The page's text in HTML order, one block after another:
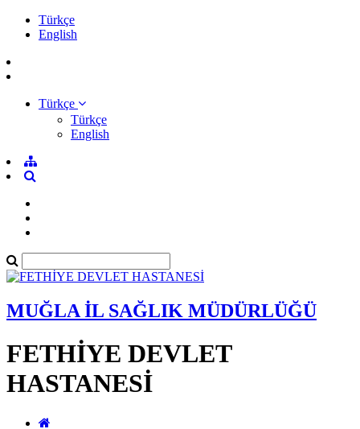
Türkçe
English
Türkçe
Türkçe
English
MUĞLA İL SAĞLIK MÜDÜRLÜĞÜ
FETHİYE DEVLET
HASTANESİ